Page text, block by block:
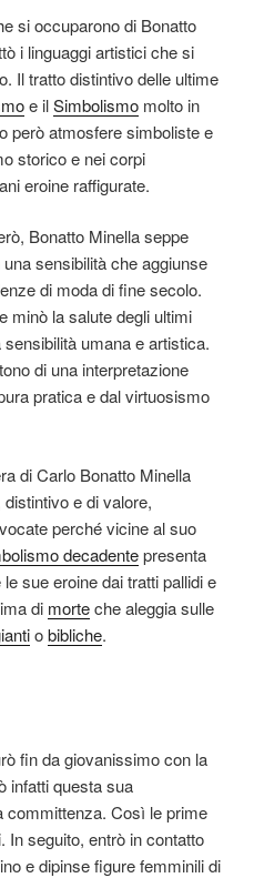
si occuparono di Bonatto
i linguaggi artistici che si
Il tratto distintivo delle ultime
e ilSimbolismo molto in
però atmosfere simboliste e
storico e nei corpi
eroine raffigurate.
Bonatto Minella seppe
sensibilità che aggiunse
di moda di fine secolo.
minò la salute degli ultimi
umana e artistica.
di una interpretazione
pratica e dal virtuosismo
di Carlo Bonatto Minella
e di valore,
perché vicine al suo
decadentepresenta
sue eroine dai tratti pallidi e
di morteche aleggia sulle
obibliche.
fin da giovanissimo con la
infatti questa sua
committenza. Così le prime
In seguito, entrò in contatto
e dipinse figure femminili di